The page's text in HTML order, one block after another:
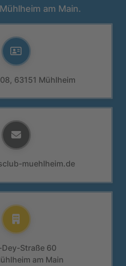
am Main.
63151 Mühlheim
muehlheim.de
Straße 60
am Main